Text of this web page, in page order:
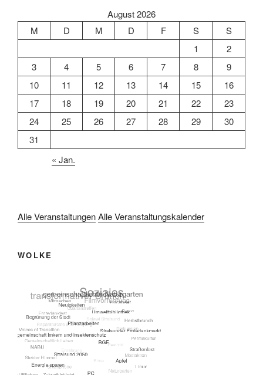
August 2026
M
D M D F S
S
1
2
3
4 5 6 7 8
9
10
11 12 13 14 15
16
17
18 19 20 21 22
23
24
25 26 27 28 29
30
31
« Jan.
Alle VeranstaltungenAlle Veranstaltungskalender
WOLKE